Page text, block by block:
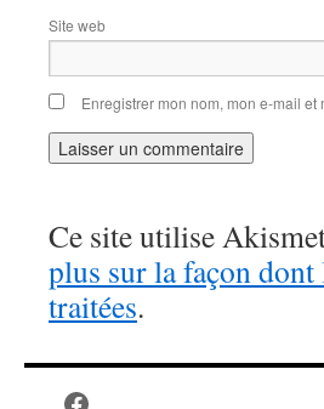
Site web
Enregistrer mon nom, mon e-mail
Ce site utilise
plus sur la façon dont
traitées.